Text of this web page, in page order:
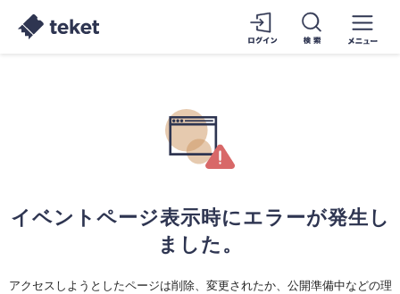
イベントページ表示時にエラーが発生し
ました。
アクセスしようとしたページは削除、変更されたか、公開準備中などの理